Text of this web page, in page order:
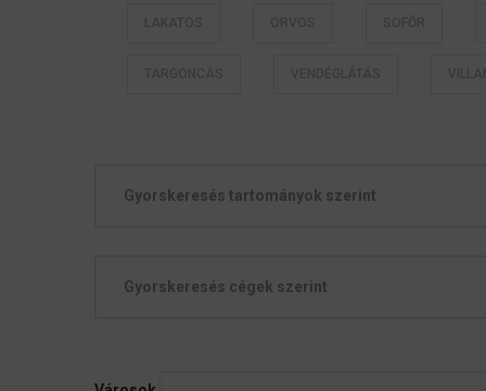
Gyorskeresés tartományok szerint
Gyorskeresés cégek szerint